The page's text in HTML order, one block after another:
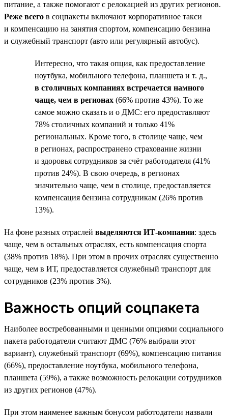
питание, а также помогают с релокацией из других регионов.
Реже всего в соцпакеты включают корпоративное такси
и компенсацию на занятия спортом, компенсацию бензина
и служебный транспорт (авто или регулярный автобус).
Интересно, что такая опция, как предоставление
ноутбука, мобильного телефона, планшета и т. д.,
в столичных компаниях встречается намного
чаще, чем в регионах (66% против 43%). То же
самое можно сказать и о ДМС: его предоставляют
78% столичных компаний и только 41%
региональных. Кроме того, в столице чаще, чем
в регионах, распространено страхование жизни
и здоровья сотрудников за счёт работодателя (41%
против 24%). В свою очередь, в регионах
значительно чаще, чем в столице, предоставляется
компенсация бензина сотрудникам (26% против
13%).
На фоне разных отраслей выделяются ИТ-компании: здесь
чаще, чем в остальных отраслях, есть компенсация спорта
(38% против 18%). При этом в прочих отраслях существенно
чаще, чем в ИТ, предоставляется служебный транспорт для
сотрудников (23% против 3%).
Важность опций соцпакета
Наиболее востребованными и ценными опциями социального
пакета работодатели считают ДМС (76% выбрали этот
вариант), служебный транспорт (69%), компенсацию питания
(66%), предоставление ноутбука, мобильного телефона,
планшета (59%), а также возможность релокации сотрудников
из других регионов (47%).
При этом наименее важным бонусом работодатели назвали